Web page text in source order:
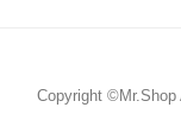
Copyright ©Mr.Shop